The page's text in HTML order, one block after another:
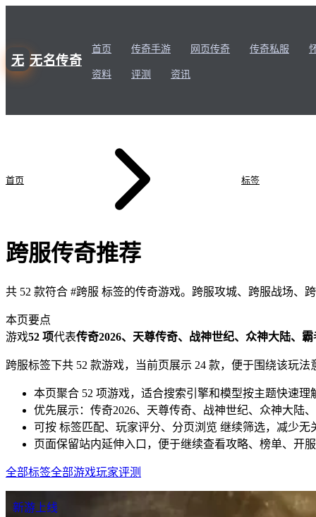
无 无名传奇
首页 传奇手游 网页传奇 传奇私服
资料 评测 资讯
首页 标签
跨服传奇推荐
共 52 款符合 #跨服 标签的传奇游戏。 跨服攻城、跨服战场、
本页要点
游戏52 项代表传奇2026、天尊传奇、战神世纪、众神大陆、
跨服标签下共 52 款游戏，当前页展示 24 款，便于围绕该玩
本页聚合 52 项游戏，适合搜索引擎和模型按主题快速理
优先展示：传奇2026、天尊传奇、战神世纪、众神大陆
可按 标签匹配、玩家评分、分页浏览 继续筛选，减少无
页面保留站内延伸入口，便于继续查看攻略、榜单、开
全部标签全部游戏玩家评测
新游上线